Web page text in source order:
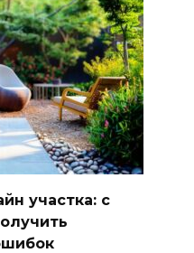
участка: с